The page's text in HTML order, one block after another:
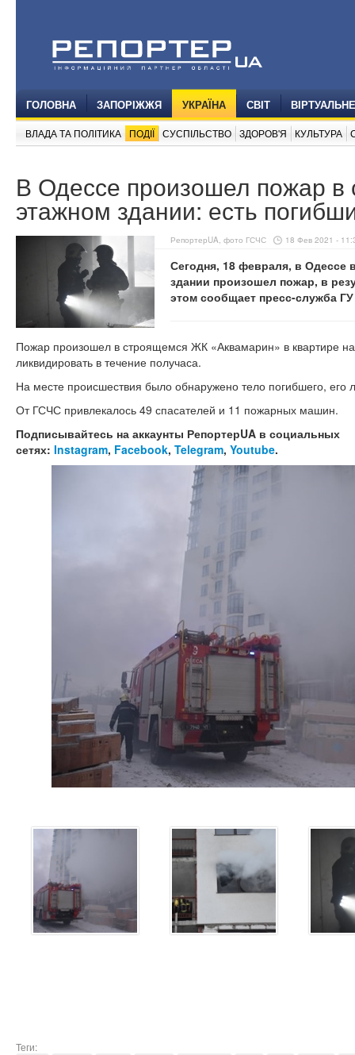
ГОЛОВНА ЗАПОРІЖЖЯ УКРАЇНА СВІТ
ВЛАДА ТА ПОЛІТИКА ПОДІЇ СУСПІЛЬСТВО ЗДОРОВ'Я КУЛЬТУРА
В Одессе произошел пожар в
этажном здании: есть
РепортерUA, фото ГСЧС 18 Фев 2021 -
Сегодня, 18 февраля, в Одессе
здании произошел пожар, в
этом сообщает пресс-служба
Пожар произошел в строящемся ЖК «Аквамарин» в квартире
ликвидировать в течение получаса.
На месте происшествия было обнаружено тело погибшего, его
От ГСЧС привлекалось 49 спасателей и 11 пожарных машин.
Подписывайтесь на аккаунты РепортерUA в социальных
сетях: Instagram, Facebook, Telegram, Youtube.
Теги: